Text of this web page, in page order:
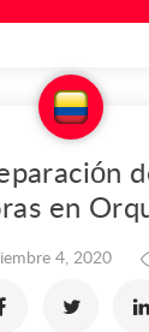
en
4, 2020